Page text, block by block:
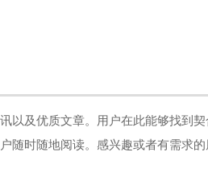
以及优质文章。用户在此能够找到
随时随地阅读。感兴趣或者有需求